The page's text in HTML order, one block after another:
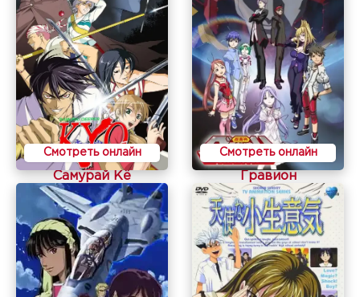
Смотреть онлайн
Самурай Кё
Смотреть онлайн
Гравион